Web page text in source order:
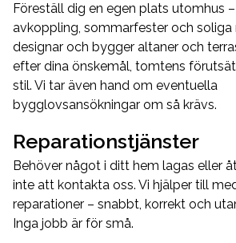
Föreställ dig en egen plats utomhus
avkoppling, sommarfester och soliga
designar och bygger altaner och
efter dina önskemål, tomtens
stil. Vi tar även hand om eventuella
bygglovsansökningar om så krävs.
Reparationstjänster
Behöver något i ditt hem lagas eller
inte att kontakta oss. Vi hjälper till
reparationer – snabbt, korrekt och
Inga jobb är för små.